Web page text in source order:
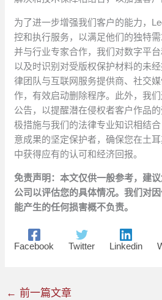
为了进一步增强我们客户的能力，
控和执行服务，以满足他们的独特
并与行业专家合作，我们对数字平台
以及时识别对受版权保护材料的未
律团队与互联网服务提供商、社交
作，有效启动删除程序。此外，我
公告，以提醒潜在侵权者客户作品
极措施与我们的法律专业知识相结
意成果的坚定保护者，确保您在土
中获得应有的认可和经济回报。
免责声明：本文仅供一般参考，建
公司以评估您的具体情况。我们对
能产生的任何损害概不负责。
Facebook Twitter Linkedin
← 前一篇文章